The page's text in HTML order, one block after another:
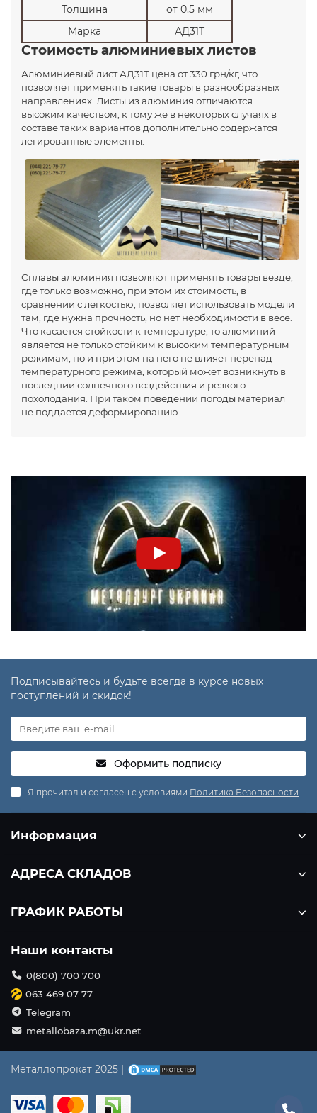
Толщина
от 0.5 мм
Марка
АД31Т
Стоимость алюминиевых листов
Алюминиевый лист АД31Т цена от 330 грн/кг, что
позволяет применять такие товары в разнообразных
направлениях. Листы из алюминия отличаются
высоким качеством, к тому же в некоторых случаях в
составе таких вариантов дополнительно содержатся
легированные элементы.
Сплавы алюминия позволяют применять товары везде,
где только возможно, при этом их стоимость, в
сравнении с легкостью, позволяет использовать модели
там, где нужна прочность, но нет необходимости в весе.
Что касается стойкости к температуре, то алюминий
является не только стойким к высоким температурным
режимам, но и при этом на него не влияет перепад
температурного режима, который может возникнуть в
последнии солнечного воздействия и резкого
похолодания. При таком поведении погоды материал
не поддается деформированию.
Подписывайтесь и будьте всегда в курсе новых
поступлений и скидок!
Оформить подписку
Я прочитал и согласен с условиями Политика Безопасности
Информация
АДРЕСА СКЛАДОВ
ГРАФИК РАБОТЫ
Наши контакты
0(800) 700 700
063 469 07 77
Telegram
metallobaza.m@ukr.net
Металлопрокат 2025 |